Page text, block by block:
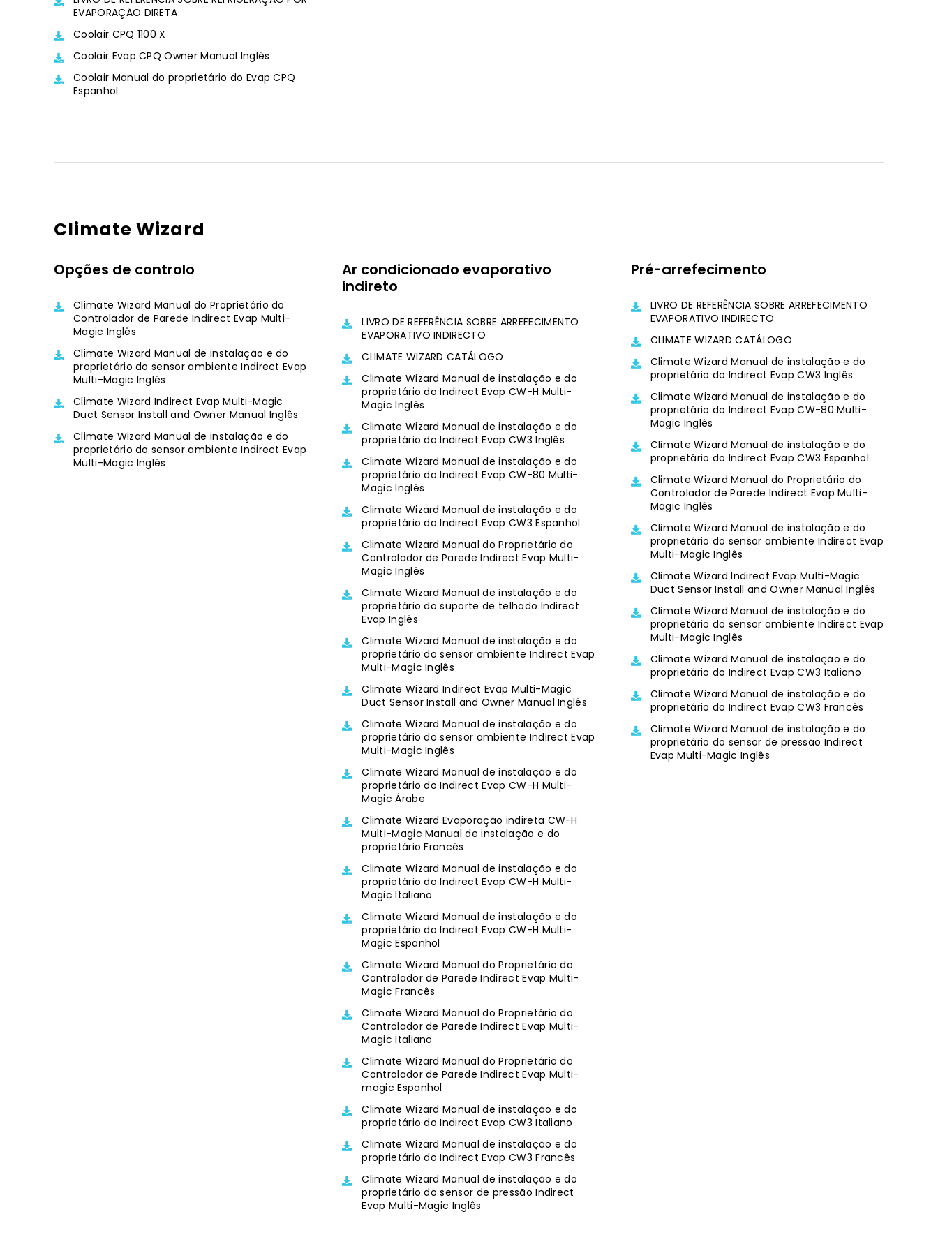
EVAPORAÇÃO DIRETA
Coolair CPQ 1100 X
Coolair Evap CPQ Owner Manual Inglês
Coolair Manual do proprietário do Evap CPQ
Espanhol
Climate Wizard
Opções de controlo
Climate Wizard Manual do Proprietário do
Controlador de Parede Indirect Evap Multi-
Magic Inglês
Climate Wizard Manual de instalação e do
proprietário do sensor ambiente Indirect Evap
Multi-Magic Inglês
Climate Wizard Indirect Evap Multi-Magic
Duct Sensor Install and Owner Manual Inglês
Climate Wizard Manual de instalação e do
proprietário do sensor ambiente Indirect Evap
Multi-Magic Inglês
Ar condicionado evaporativo
indireto
LIVRO DE REFERÊNCIA SOBRE ARREFECIMENTO
EVAPORATIVO INDIRECTO
CLIMATE WIZARD CATÁLOGO
Climate Wizard Manual de instalação e do
proprietário do Indirect Evap CW-H Multi-
Magic Inglês
Climate Wizard Manual de instalação e do
proprietário do Indirect Evap CW3 Inglês
Climate Wizard Manual de instalação e do
proprietário do Indirect Evap CW-80 Multi-
Magic Inglês
Climate Wizard Manual de instalação e do
proprietário do Indirect Evap CW3 Espanhol
Climate Wizard Manual do Proprietário do
Controlador de Parede Indirect Evap Multi-
Magic Inglês
Climate Wizard Manual de instalação e do
proprietário do suporte de telhado Indirect
Evap Inglês
Climate Wizard Manual de instalação e do
proprietário do sensor ambiente Indirect Evap
Multi-Magic Inglês
Climate Wizard Indirect Evap Multi-Magic
Duct Sensor Install and Owner Manual Inglês
Climate Wizard Manual de instalação e do
proprietário do sensor ambiente Indirect Evap
Multi-Magic Inglês
Climate Wizard Manual de instalação e do
proprietário do Indirect Evap CW-H Multi-
Magic Árabe
Climate Wizard Evaporação indireta CW-H
Multi-Magic Manual de instalação e do
proprietário Francês
Climate Wizard Manual de instalação e do
proprietário do Indirect Evap CW-H Multi-
Magic Italiano
Climate Wizard Manual de instalação e do
proprietário do Indirect Evap CW-H Multi-
Magic Espanhol
Climate Wizard Manual do Proprietário do
Controlador de Parede Indirect Evap Multi-
Magic Francês
Climate Wizard Manual do Proprietário do
Controlador de Parede Indirect Evap Multi-
Magic Italiano
Climate Wizard Manual do Proprietário do
Controlador de Parede Indirect Evap Multi-
magic Espanhol
Climate Wizard Manual de instalação e do
proprietário do Indirect Evap CW3 Italiano
Climate Wizard Manual de instalação e do
proprietário do Indirect Evap CW3 Francês
Climate Wizard Manual de instalação e do
proprietário do sensor de pressão Indirect
Evap Multi-Magic Inglês
Pré-arrefecimento
LIVRO DE REFERÊNCIA SOBRE ARREFECIMENTO
EVAPORATIVO INDIRECTO
CLIMATE WIZARD CATÁLOGO
Climate Wizard Manual de instalação e do
proprietário do Indirect Evap CW3 Inglês
Climate Wizard Manual de instalação e do
proprietário do Indirect Evap CW-80 Multi-
Magic Inglês
Climate Wizard Manual de instalação e do
proprietário do Indirect Evap CW3 Espanhol
Climate Wizard Manual do Proprietário do
Controlador de Parede Indirect Evap Multi-
Magic Inglês
Climate Wizard Manual de instalação e do
proprietário do sensor ambiente Indirect Evap
Multi-Magic Inglês
Climate Wizard Indirect Evap Multi-Magic
Duct Sensor Install and Owner Manual Inglês
Climate Wizard Manual de instalação e do
proprietário do sensor ambiente Indirect Evap
Multi-Magic Inglês
Climate Wizard Manual de instalação e do
proprietário do Indirect Evap CW3 Italiano
Climate Wizard Manual de instalação e do
proprietário do Indirect Evap CW3 Francês
Climate Wizard Manual de instalação e do
proprietário do sensor de pressão Indirect
Evap Multi-Magic Inglês